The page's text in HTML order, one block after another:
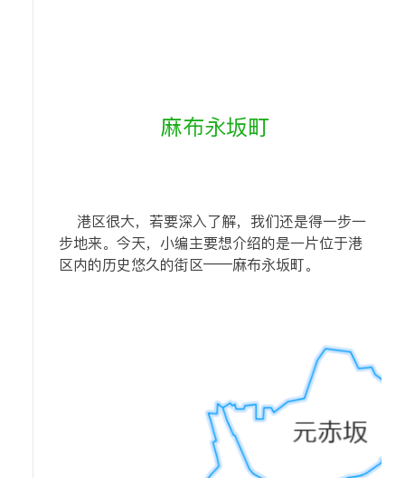
麻布永坂町
港区很大，若要深入了解，我们还是得一步一
步地来。 今天，小编主要想介绍的是一片位于港
区内的历史悠久的街区——麻布永坂町。